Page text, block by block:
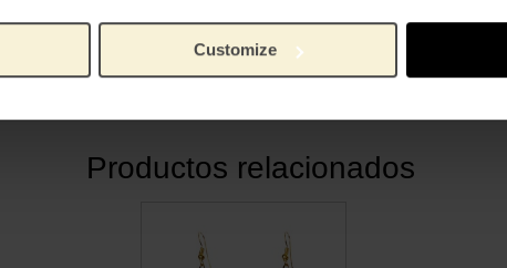
Customize
Gogh, sino también una
bello y sostenible.
Productos relacionados